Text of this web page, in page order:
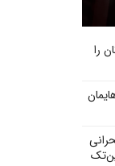
را